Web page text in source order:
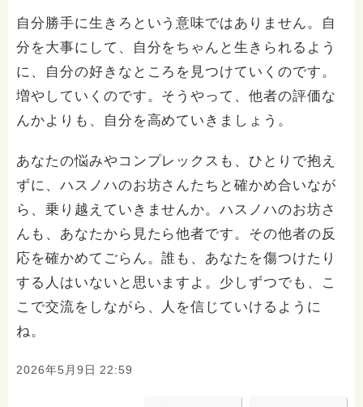
自分勝手に生きろという意味ではありません。自
分を大事にして、自分をちゃんと生きられるよう
に、自分の好きなところを見つけていくのです。
増やしていくのです。そうやって、他者の評価な
んかよりも、自分を高めていきましょう。
あなたの悩みやコンプレックスも、ひとりで抱え
ずに、ハスノハのお坊さんたちと確かめ合いなが
ら、乗り越えていきませんか。ハスノハのお坊さ
んも、あなたから見たら他者です。その他者の反
応を確かめてごらん。誰も、あなたを傷つけたり
する人はいないと思いますよ。少しずつでも、こ
こで交流をしながら、人を信じていけるように
ね。
2026年5月9日 22:59